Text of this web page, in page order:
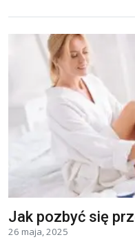
Jak pozbyć się
26 maja, 2025